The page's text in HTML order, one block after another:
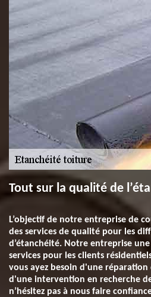
Tout sur la qualité de
L’objectif de notre entreprise de
des services de qualité pour les
d’étanchéité. Notre entreprise
services pour les clients
vous ayez besoin d'une réparation
d'une intervention en recherche
n’hésitez pas à nous faire